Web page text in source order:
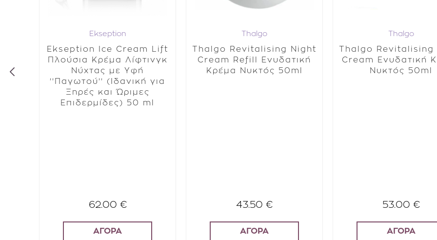
Ekseption
Ekseption Ice Cream Lift
Πλούσια Κρέμα Λίφτινγκ
Νύχτας με Υφή
''Παγωτού'' (Ιδανική για
Ξηρές και Ώριμες
Επιδερμίδες) 50 ml
62.00 €
ΑΓΟΡΑ
Thalgo
Thalgo Revitalising Night
Cream Refill Ενυδατική
Κρέμα Νυκτός 50ml
43.50 €
ΑΓΟΡΑ
Thalgo
Thalgo Revitalising
Cream Ενυδατική
Νυκτός 50ml
53.00 €
ΑΓΟΡΑ